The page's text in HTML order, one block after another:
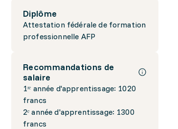
Diplôme
Attestation fédérale de formation
professionnelle AFP
Recommandations de
salaire
1ʳᵉ année d'apprentissage: 1020
francs
2ᵉ année d'apprentissage: 1300
francs